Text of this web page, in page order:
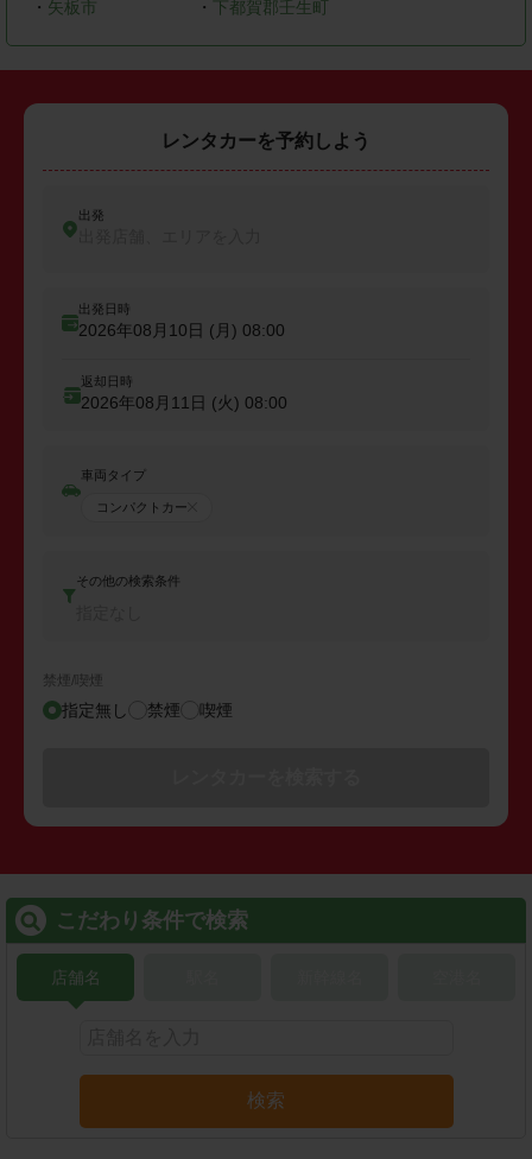
・ 矢板市 ・ 下都賀郡壬生町
レンタカーを予約しよう
出発
出発日時
2026年08月10日 (月) 08:00
返却日時
2026年08月11日 (火) 08:00
車両タイプ
コンパクトカー
その他の検索条件
禁煙/喫煙
指定無し 禁煙 喫煙
こだわり条件で検索
店舗名
検索